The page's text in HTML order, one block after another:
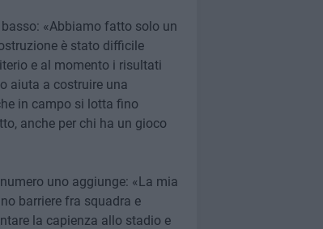
«Abbiamo fatto solo un
è stato difficile
e al momento i risultati
aiuta a costruire una
in campo si lotta fino
anche per chi ha un gioco
uno aggiunge: «La mia
barriere fra squadra e
la capienza allo stadio e